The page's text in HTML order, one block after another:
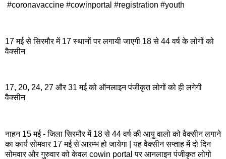
#coronavaccine #cowinportal #registration #youth
17 मई से सिरमौर में 17 स्थानों पर लगायी जाएगी 18 से 44 वर्ष के लोगों को
वैक्सीन
17, 20, 24, 27 और 31 मई को ऑनलाइन पंजीकृत लोगों को ही लगेगी
वैक्सीन
नाहन 15 मई - जिला सिरमौर में 18 से 44 वर्ष की आयु वालो को वैक्सीन लगाने
का कार्य सोमवार 17 मई से आरम्भ हो जायेगा | यह वैक्सीन सप्ताह में दो दिन
सोमवार और गुरुवार को केवल cowin portal पर आनलाइन पंजीकृत लोगो